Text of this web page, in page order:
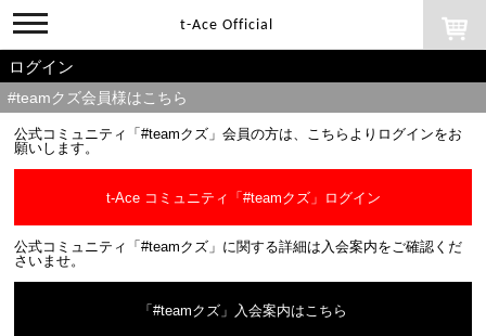
toggle
navigation
t-Ace Official
ログイン
#teamクズ会員様はこちら
公式コミュニティ「#teamクズ」会員の方は、こちらよりログインをお
願いします。
t-Ace コミュニティ「#teamクズ」ログイン
公式コミュニティ「#teamクズ」に関する詳細は入会案内をご確認くだ
さいませ。
「#teamクズ」入会案内はこちら